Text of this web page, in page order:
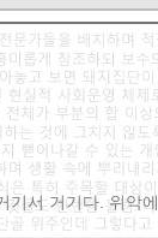
서 거기다. 위악